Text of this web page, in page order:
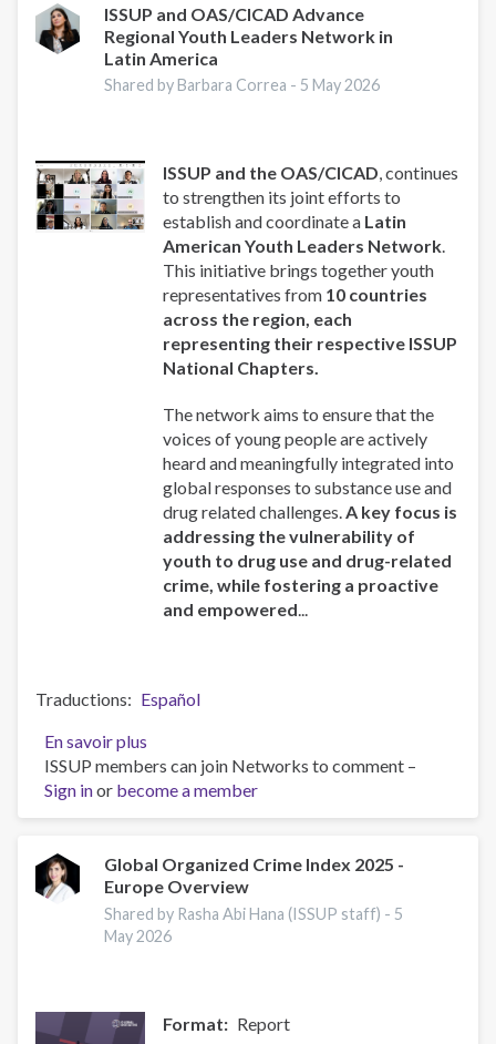
to
Substance
Use
and
CICAD
Host
Knowledge
Exchange
Session
Latin
America
ISSUP and OAS/CICAD Advance
Regional Youth Leaders Network in
Latin America
Shared by Barbara Correa - 5 May 2026
ISSUP and the OAS/CICAD, continues
to strengthen its joint efforts to
establish and coordinate a Latin
American Youth Leaders Network.
This initiative brings together youth
representatives from 10 countries
across the region, each
representing their respective ISSUP
National Chapters.
The network aims to ensure that the
voices of young people are actively
heard and meaningfully integrated into
global responses to substance use and
drug related challenges. A key focus is
addressing the vulnerability of
youth to drug use and drug-related
crime, while fostering a proactive
and empowered
Traductions
Español
En savoir plus
ISSUP
and
OAS/CICAD
Regional
Youth
Leaders
Network
ISSUP members can join Networks to comment –
Sign inor become a member
Global Organized Crime Index 2025 -
Europe Overview
Shared by Rasha Abi Hana (ISSUP staff) - 5
May 2026
Format
Report